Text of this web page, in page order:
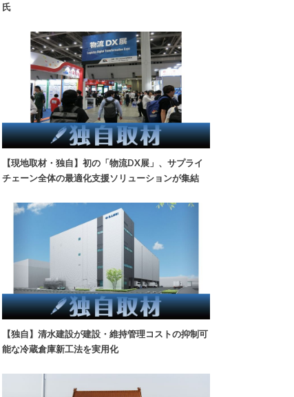
氏
【現地取材・独自】初の「物流DX展」、サプライ
チェーン全体の最適化支援ソリューションが集結
【独自】清水建設が建設・維持管理コストの抑制可
能な冷蔵倉庫新工法を実用化